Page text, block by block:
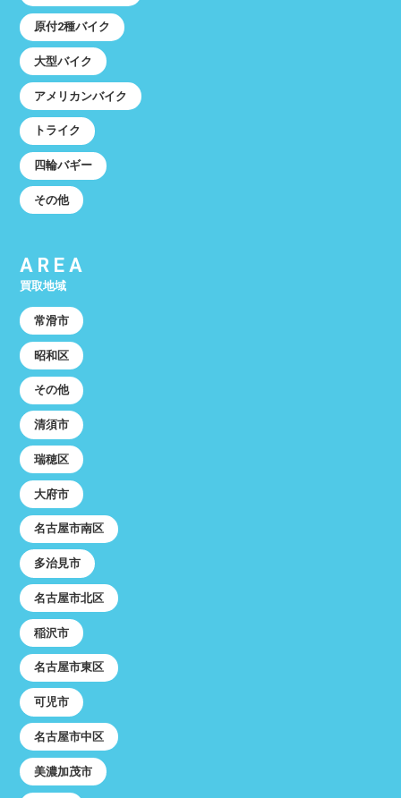
原付2種バイク
大型バイク
アメリカンバイク
トライク
四輪バギー
その他
AREA
買取地域
常滑市
昭和区
その他
清須市
瑞穂区
大府市
名古屋市南区
多治見市
名古屋市北区
稲沢市
名古屋市東区
可児市
名古屋市中区
美濃加茂市